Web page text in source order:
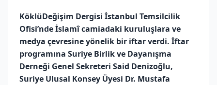
KöklüDeğişim Dergisi İstanbul Temsilcilik
Ofisi’nde İslamî camiadaki kuruluşlara ve
medya çevresine yönelik bir iftar verdi. İftar
programına Suriye Birlik ve Dayanışma
Derneği Genel Sekreteri Said Denizoğlu,
Suriye Ulusal Konsey Üyesi Dr. Mustafa